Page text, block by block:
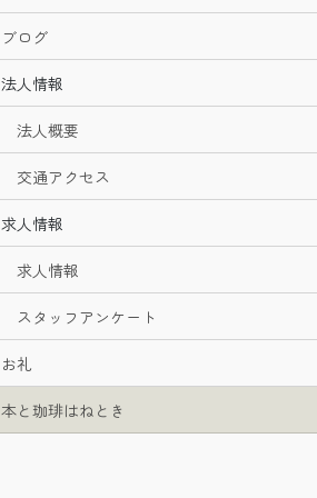
ブログ
法人情報
法人概要
交通アクセス
求人情報
求人情報
スタッフアンケート
お礼
本と珈琲はねとき